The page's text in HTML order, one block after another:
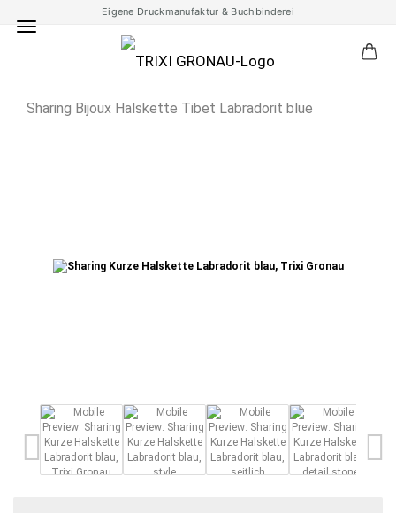
Eigene Druckmanufaktur & Buchbinderei
Sharing Bijoux Halskette Tibet Labradorit blue